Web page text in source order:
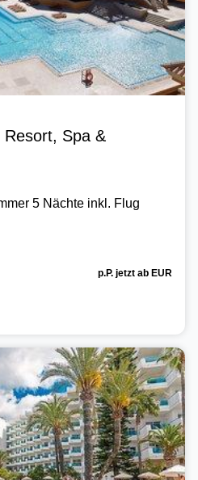
Spa &
5 Nächte inkl. Flug
p.P. jetzt ab EUR